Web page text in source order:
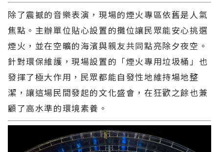
除了震撼的音樂表演，現場的煙火專區依舊是人氣
焦點。主辦單位貼心設置的攤位讓民眾能安心挑選
煙火，並在空曠的海濱與親友共同點亮除夕夜空。
針對環保維護，現場設置的「煙火專用垃圾桶」也
發揮了極大作用，民眾都能自發性地維持場地整
潔，讓這場民間發起的文化盛會，在狂歡之餘也兼
顧了高水準的環境素養。